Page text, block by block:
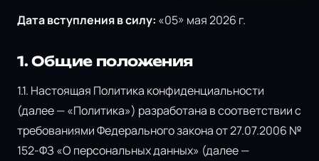
Дата вступления в силу: «05» мая 2026 г.
1. Общие положения
1.1. Настоящая Политика конфиденциальности
(далее — «Политика») разработана в соответствии с
требованиями Федерального закона от 27.07.2006 №
152-ФЗ «О персональных данных» (далее —